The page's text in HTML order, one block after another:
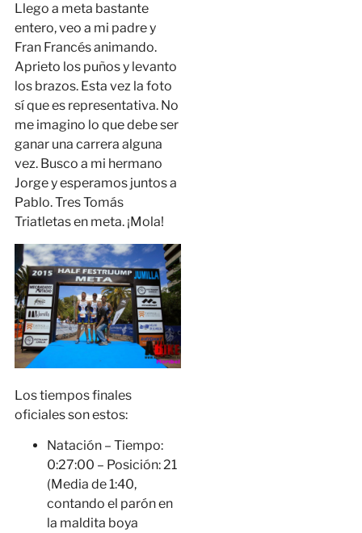
Llego a meta bastante
entero, veo a mi padre y
Fran Francés animando.
Aprieto los puños y levanto
los brazos. Esta vez la foto
sí que es representativa. No
me imagino lo que debe ser
ganar una carrera alguna
vez. Busco a mi hermano
Jorge y esperamos juntos a
Pablo. Tres Tomás
Triatletas en meta. ¡Mola!
Los tiempos finales
oficiales son estos:
Natación – Tiempo:
0:27:00 – Posición: 21
(Media de 1:40,
contando el parón en
la maldita boya